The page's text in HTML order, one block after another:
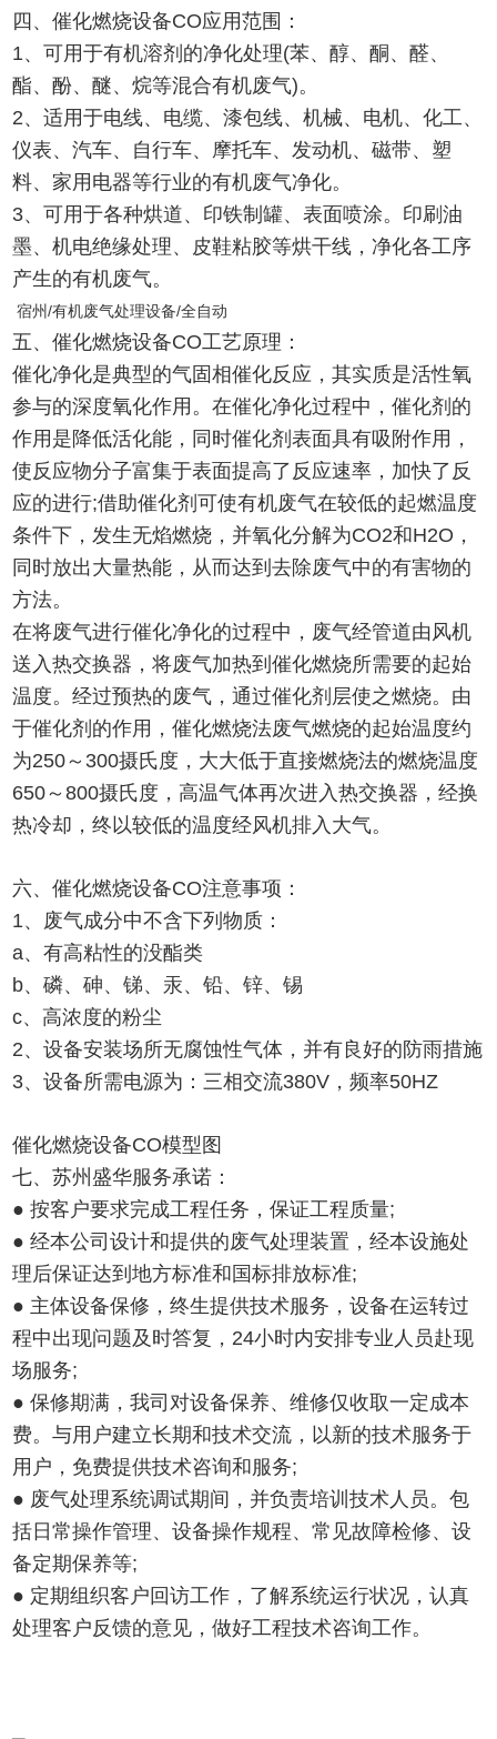
四、催化燃烧设备CO应用范围：
1、可用于有机溶剂的净化处理(苯、醇、酮、醛、
酯、酚、醚、烷等混合有机废气)。
2、适用于电线、电缆、漆包线、机械、电机、化工、
仪表、汽车、自行车、摩托车、发动机、磁带、塑
料、家用电器等行业的有机废气净化。
3、可用于各种烘道、印铁制罐、表面喷涂。印刷油
墨、机电绝缘处理、皮鞋粘胶等烘干线，净化各工序
产生的有机废气。
宿州/有机废气处理设备/全自动
五、催化燃烧设备CO工艺原理：
催化净化是典型的气固相催化反应，其实质是活性氧
参与的深度氧化作用。在催化净化过程中，催化剂的
作用是降低活化能，同时催化剂表面具有吸附作用，
使反应物分子富集于表面提高了反应速率，加快了反
应的进行;借助催化剂可使有机废气在较低的起燃温度
条件下，发生无焰燃烧，并氧化分解为CO2和H2O，
同时放出大量热能，从而达到去除废气中的有害物的
方法。
在将废气进行催化净化的过程中，废气经管道由风机
送入热交换器，将废气加热到催化燃烧所需要的起始
温度。经过预热的废气，通过催化剂层使之燃烧。由
于催化剂的作用，催化燃烧法废气燃烧的起始温度约
为250～300摄氏度，大大低于直接燃烧法的燃烧温度
650～800摄氏度，高温气体再次进入热交换器，经换
热冷却，终以较低的温度经风机排入大气。
六、催化燃烧设备CO注意事项：
1、废气成分中不含下列物质：
a、有高粘性的没酯类
b、磷、砷、锑、汞、铅、锌、锡
c、高浓度的粉尘
2、设备安装场所无腐蚀性气体，并有良好的防雨措施
3、设备所需电源为：三相交流380V，频率50HZ
催化燃烧设备CO模型图
七、苏州盛华服务承诺：
● 按客户要求完成工程任务，保证工程质量;
● 经本公司设计和提供的废气处理装置，经本设施处
理后保证达到地方标准和国标排放标准;
● 主体设备保修，终生提供技术服务，设备在运转过
程中出现问题及时答复，24小时内安排专业人员赴现
场服务;
● 保修期满，我司对设备保养、维修仅收取一定成本
费。与用户建立长期和技术交流，以新的技术服务于
用户，免费提供技术咨询和服务;
● 废气处理系统调试期间，并负责培训技术人员。包
括日常操作管理、设备操作规程、常见故障检修、设
备定期保养等;
● 定期组织客户回访工作，了解系统运行状况，认真
处理客户反馈的意见，做好工程技术咨询工作。